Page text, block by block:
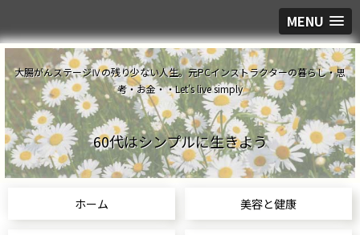
MENU
大腸がんステージⅣの残り少ない人生。元PCインストラクターの暮らし・思
考・お金・・Let's live simply
60代はシンプルに生きよう
ホーム 美容と健康